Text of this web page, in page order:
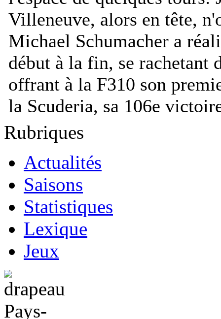
Villeneuve, alors en tête,
Michael Schumacher a
début à la fin, se rachetant
offrant à la F310 son
la Scuderia, sa 106e
Rubriques
Actualités
Saisons
Statistiques
Lexique
Jeux